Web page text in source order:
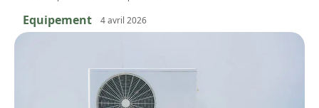
Equipement 4 avril 2026